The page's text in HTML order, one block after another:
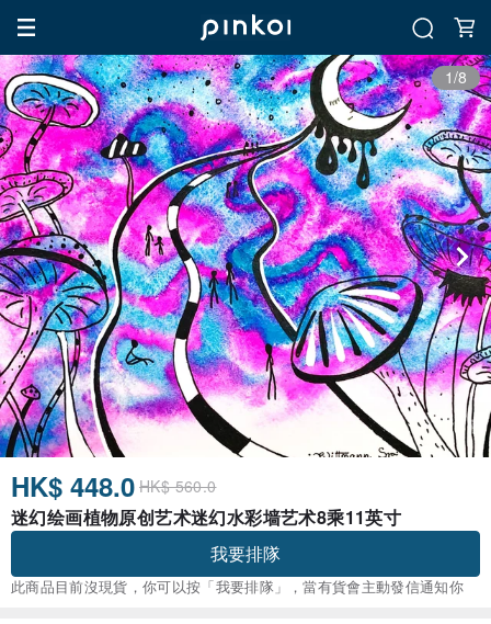
1/8
HK$ 448.0 HK$ 560.0
迷幻绘画植物原创艺术迷幻水彩墙艺术8乘11英寸
我要排隊
此商品目前沒現貨，你可以按「我要排隊」，當有貨會主動發信通知你